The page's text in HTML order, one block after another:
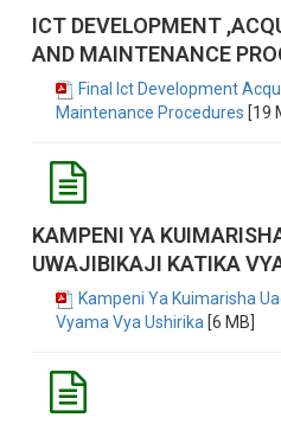
ICT DEVELOPMENT
AND MAINTENANCE
Final Ict Development
Maintenance Procedures [19
KAMPENI YA
UWAJIBIKAJI KATIKA
Kampeni Ya Kuimarisha
Vyama Vya Ushirika [6 MB]